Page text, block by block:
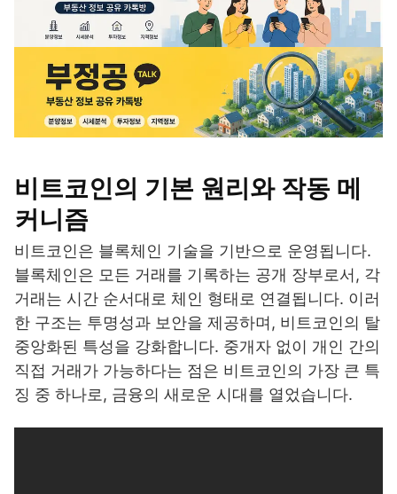
비트코인의 기본 원리와 작동 메
커니즘
비트코인은 블록체인 기술을 기반으로 운영됩니다.
블록체인은 모든 거래를 기록하는 공개 장부로서, 각
거래는 시간 순서대로 체인 형태로 연결됩니다. 이러
한 구조는 투명성과 보안을 제공하며, 비트코인의 탈
중앙화된 특성을 강화합니다. 중개자 없이 개인 간의
직접 거래가 가능하다는 점은 비트코인의 가장 큰 특
징 중 하나로, 금융의 새로운 시대를 열었습니다.